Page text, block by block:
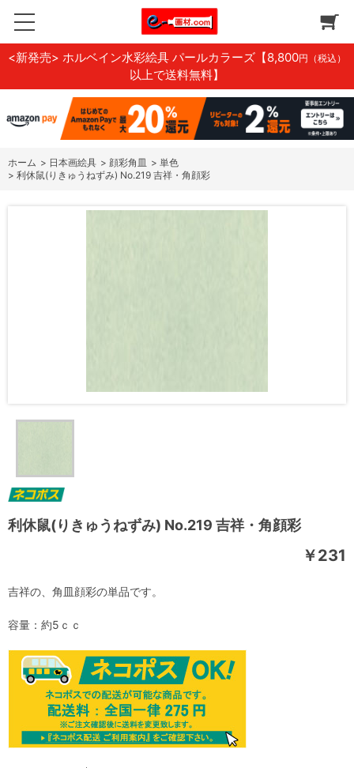
<新発売> ホルベイン水彩絵具 パールカラーズ 【8,800円（税込）
以上で送料無料】
ホーム > 日本画絵具 > 顔彩角皿 > 単色
> 利休鼠(りきゅうねずみ) No.219 吉祥・角顔彩
利休鼠(りきゅうねずみ) No.219 吉祥・角顔彩
￥231
吉祥の、角皿顔彩の単品です。
容量：約5ｃｃ